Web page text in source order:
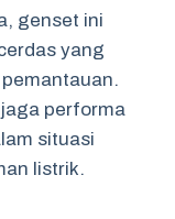
genset ini
yang
performa
situasi
listrik.